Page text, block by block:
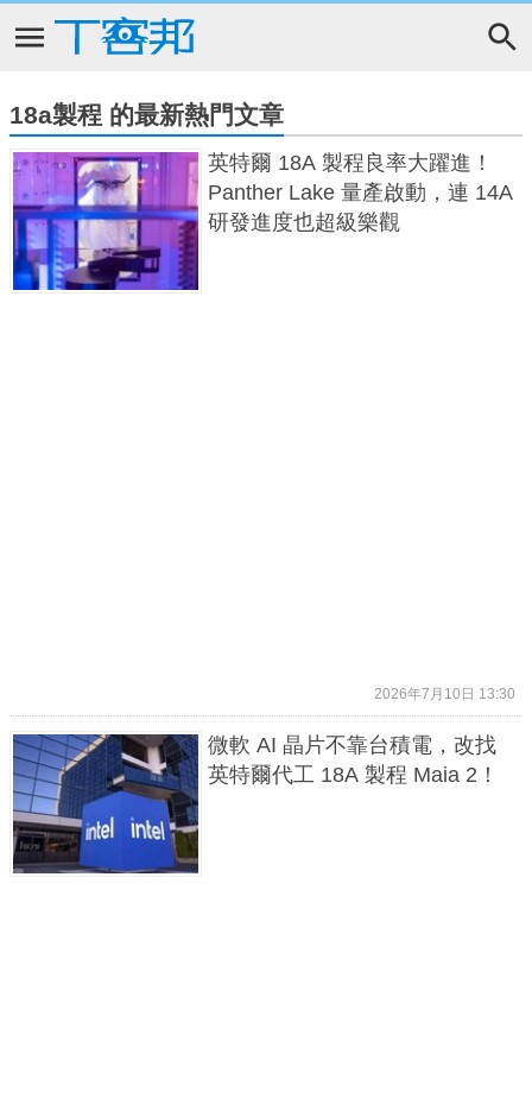
18a製程 的最新熱門文章
英特爾 18A 製程良率大躍進！
Panther Lake 量產啟動，連 14A
研發進度也超級樂觀
2026年7月10日 13:30
微軟 AI 晶片不靠台積電，改找
英特爾代工 18A 製程 Maia 2！